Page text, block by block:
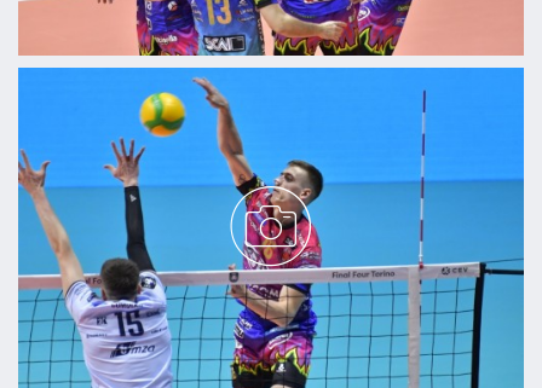
dalla Dichiarazione sui cookie.
Utilizziamo i cookie per personalizzare contenuti ed
annunci, per fornire funzionalità dei social media e per
analizzare il nostro traffico. Condividiamo inoltre
informazioni sul modo in cui utilizzi il nostro sito con i
nostri partner che si occupano di analisi dei dati web,
pubblicità e social media, i quali potrebbero combinarle
con altre informazioni che hai fornito loro o che hanno
raccolto dal tuo utilizzo dei loro servizi.